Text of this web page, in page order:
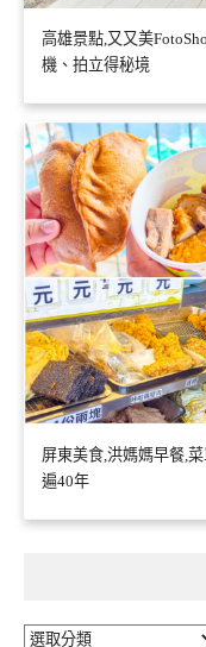
高雄景點,又又美
機、拍立得秘境
屏東美食,洪媽媽早餐,
遍40年
分